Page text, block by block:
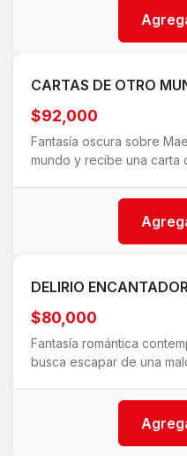
CARTAS DE OTRO
$92,000
Fantasía oscura sobre
mundo y recibe una carta
DELIRIO
$80,000
Fantasía romántica
busca escapar de una